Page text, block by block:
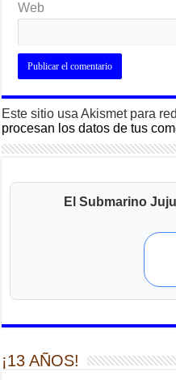
Web
Este sitio usa Akismet para
procesan los datos de tus
El Submarino
¡13 AÑOS!